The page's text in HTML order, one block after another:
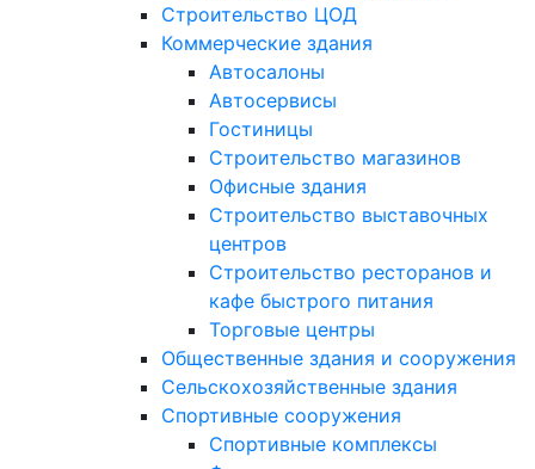
Строительство ЦОД
Коммерческие здания
Автосалоны
Автосервисы
Гостиницы
Строительство магазинов
Офисные здания
Строительство выставочных
центров
Строительство ресторанов и
кафе быстрого питания
Торговые центры
Общественные здания и сооружения
Сельскохозяйственные здания
Спортивные сооружения
Спортивные комплексы